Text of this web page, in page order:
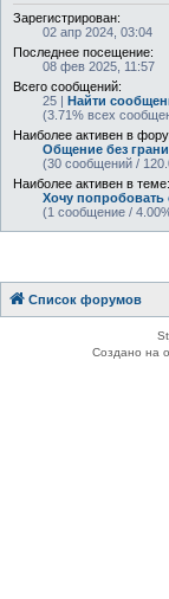
Зарегистрирован:
02 апр 2024, 03:04
Последнее посещение:
08 фев 2025, 11:57
Всего сообщений:
25 | Найти
(3.71% всех
Наиболее активен в
Общение без
(30 сообщений /
Наиболее активен в теме:
Хочу попробовать
(1 сообщение /
Список форумов
Создано на